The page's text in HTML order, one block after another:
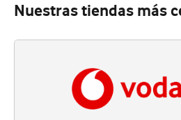
Nuestras tiendas más